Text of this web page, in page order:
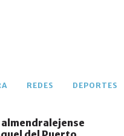
REDES DEPORTES
almendralejense